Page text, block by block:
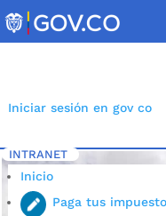
to
content
Iniciar sesión en gov co
INTRANET
Inicio
Paga tus
Inicio 5 Etiqueta: